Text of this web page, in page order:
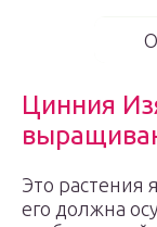
Цинния
Это растения
его должна